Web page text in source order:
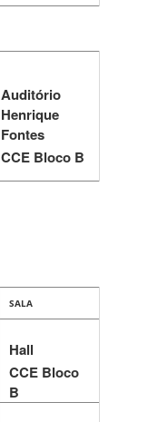
Auditório
Henrique
Fontes
CCE Bloco B
SALA
Hall
CCE Bloco
B